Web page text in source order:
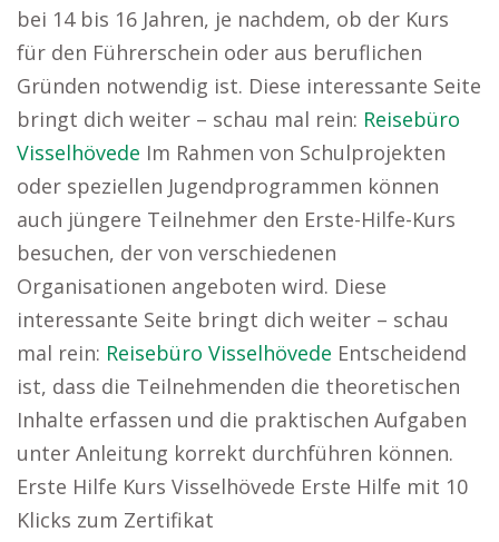
bei 14 bis 16 Jahren, je nachdem, ob der Kurs
für den Führerschein oder aus beruflichen
Gründen notwendig ist. Diese interessante Seite
bringt dich weiter – schau mal rein: Reisebüro
Visselhövede Im Rahmen von Schulprojekten
oder speziellen Jugendprogrammen können
auch jüngere Teilnehmer den Erste-Hilfe-Kurs
besuchen, der von verschiedenen
Organisationen angeboten wird. Diese
interessante Seite bringt dich weiter – schau
mal rein: Reisebüro Visselhövede Entscheidend
ist, dass die Teilnehmenden die theoretischen
Inhalte erfassen und die praktischen Aufgaben
unter Anleitung korrekt durchführen können.
Erste Hilfe Kurs Visselhövede Erste Hilfe mit 10
Klicks zum Zertifikat